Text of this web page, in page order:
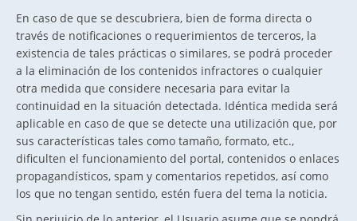
En caso de que se descubriera, bien de forma directa o
través de notificaciones o requerimientos de terceros, la
existencia de tales prácticas o similares, se podrá proceder
a la eliminación de los contenidos infractores o cualquier
otra medida que considere necesaria para evitar la
continuidad en la situación detectada. Idéntica medida será
aplicable en caso de que se detecte una utilización que, por
sus características tales como tamaño, formato, etc.,
dificulten el funcionamiento del portal, contenidos o enlaces
propagandísticos, spam y comentarios repetidos, así como
los que no tengan sentido, estén fuera del tema la noticia.